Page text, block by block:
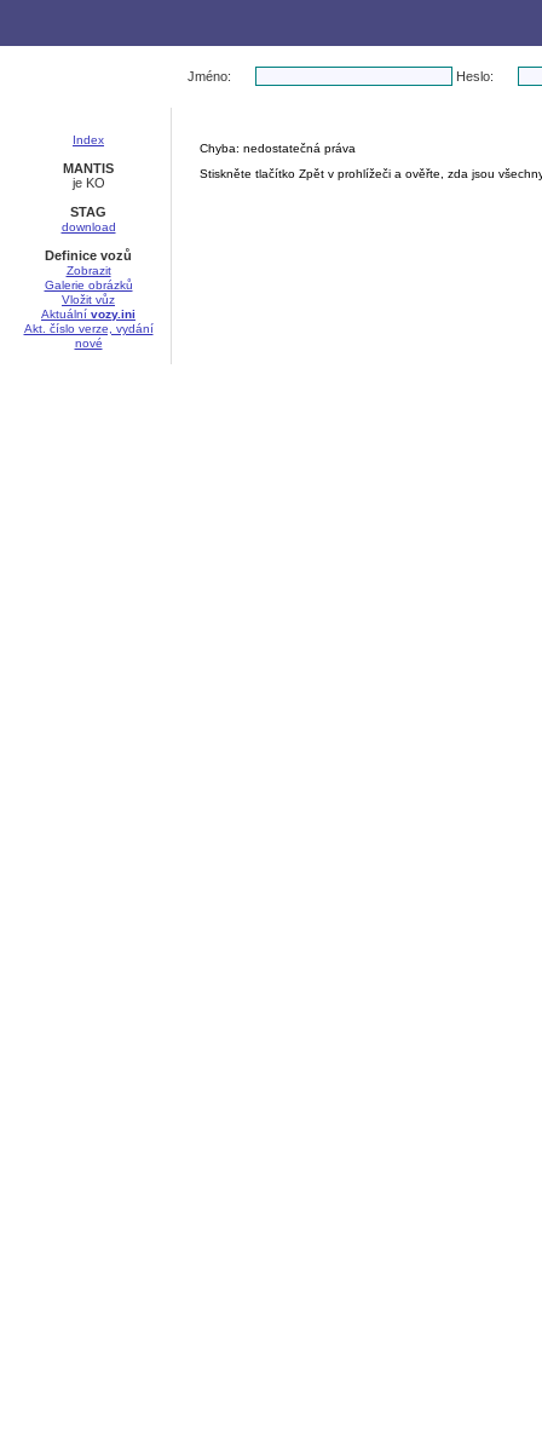
Index
MANTIS
je KO
STAG
download
Definice vozů
Zobrazit
Galerie obrázků
Vložit vůz
Aktuální vozy.ini
Akt. číslo verze, vydání
nové
Jméno: Heslo:
Chyba: nedostatečná práva
Stiskněte tlačítko Zpět v prohlížeči a ověřte, zda jsou